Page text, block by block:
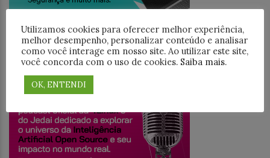
JEDAICAST
Utilizamos cookies para oferecer melhor experiência,
melhor desempenho, personalizar conteúdo e analisar
como você interage em nosso site. Ao utilizar este site,
você concorda com o uso de cookies. Saiba mais.
OK, ENTENDI